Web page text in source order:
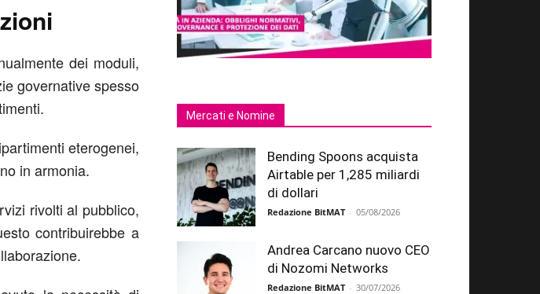
dei moduli,
governative spesso
eterogenei,
in armonia.
rivolti al pubblico,
contribuirebbe a
Mercati e Nomine
Bending Spoons acquista
Airtable per 1,285 miliardi
di dollari
Redazione BitMAT - 05/08/2026
Andrea Carcano nuovo CEO
di Nozomi Networks
Redazione BitMAT - 30/07/2026